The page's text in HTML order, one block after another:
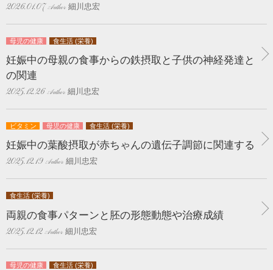
2026.01.07 細川忠宏
母児の健康 食生活 (栄養)
妊娠中の母親の食事からの鉄摂取と子供の神経発達と
の関連
2025.12.26 細川忠宏
ビタミン 母児の健康 食生活 (栄養)
妊娠中の葉酸摂取が赤ちゃんの遺伝子調節に関連する
2025.12.19 細川忠宏
食生活 (栄養)
両親の食事パターンと胚の形態動態や治療成績
2025.12.12 細川忠宏
母児の健康 食生活 (栄養)